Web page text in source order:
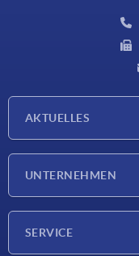
AKTUELLES
UNTERNEHMEN
SERVICE